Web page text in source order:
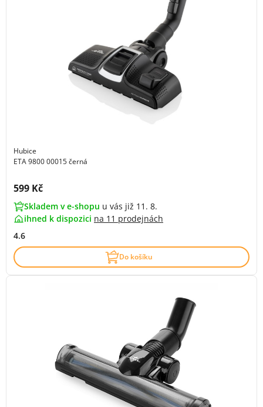
Hubice
ETA 9800 00015 černá
Cena s DPH:
599 Kč
Skladem v e-shopu u vás již 11. 8.
ihned k dispozici na 11 prodejnách
4.6
Do košíku